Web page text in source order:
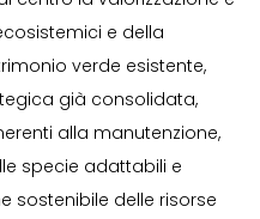
e della
verde esistente,
già consolidata,
alla manutenzione,
specie adattabili e
sostenibile delle risorse